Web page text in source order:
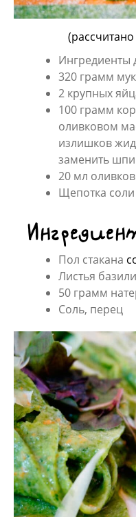
Ингредиенты
320 грамм
2 крупных
100 грамм
оливковом
излишков
заменить
20 мл
Щепотка соли
Пол стакана
Листья
50 грамм
Соль, перец